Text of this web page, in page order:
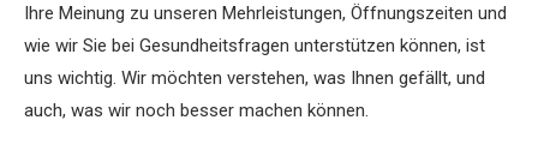
Ihre Meinung zu unseren Mehrleistungen, Öffnungszeiten und
wie wir Sie bei Gesundheitsfragen unterstützen können, ist
uns wichtig. Wir möchten verstehen, was Ihnen gefällt, und
auch, was wir noch besser machen können.